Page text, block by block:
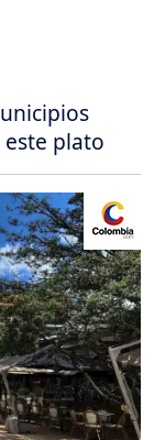
plato